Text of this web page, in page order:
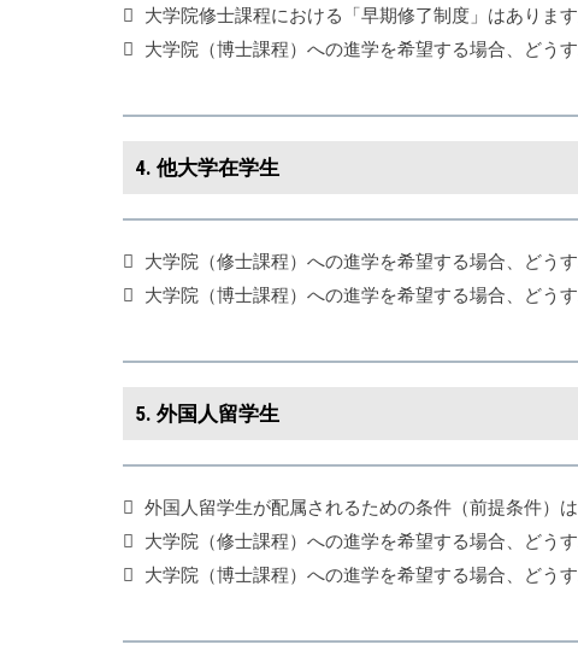
大学院修士課程における「早期修了制度」はあります
大学院（博士課程）への進学を希望する場合、どう
4. 他大学在学生
大学院（修士課程）への進学を希望する場合、どう
大学院（博士課程）への進学を希望する場合、どう
5. 外国人留学生
外国人留学生が配属されるための条件（前提条件）
大学院（修士課程）への進学を希望する場合、どう
大学院（博士課程）への進学を希望する場合、どう